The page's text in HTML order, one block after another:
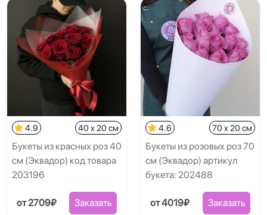
4.9 40 x 20 см
Букеты из красных роз 40
см (Эквадор) код товара
203196
от 2709₽ Заказать
4.6 70 x 20 см
Букеты из розовых роз 70
см (Эквадор) артикул
букета: 202488
от 4019₽ Заказать